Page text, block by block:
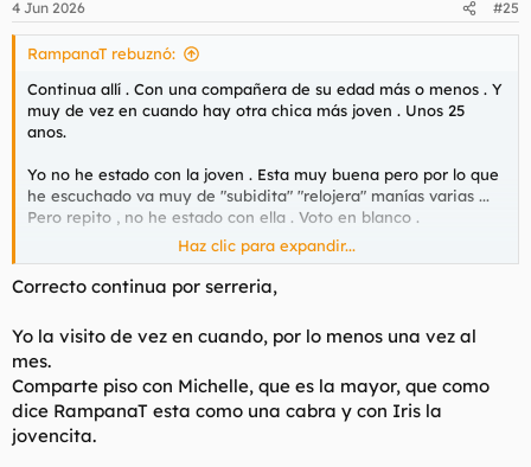
4 Jun 2026 #25
RampanaT rebuznó:
Continua allí . Con una compañera de su edad más o menos . Y
muy de vez en cuando hay otra chica más joven . Unos 25
anos.
Yo no he estado con la joven . Esta muy buena pero por lo que
he escuchado va muy de "subidita" "relojera" manías varias ...
Pero repito , no he estado con ella . Voto en blanco .
Y muy a las mil está con otra amiga de más o menos de su
edad que está como una puta cabra como ella . ( En el buen
sentido de la palabra)
Haz clic para expandir...
Correcto continua por serreria,
Yo la visito de vez en cuando, por lo menos una vez al
mes.
Comparte piso con Michelle, que es la mayor, que como
dice RampanaT esta como una cabra y con Iris la
jovencita.